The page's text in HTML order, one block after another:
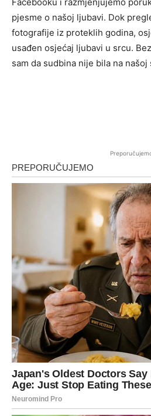
pjesme o našoj ljubavi. Dok
fotografije iz proteklih godina,
usađen osjećaj ljubavi u srcu.
sam da sudbina nije bila na našoj